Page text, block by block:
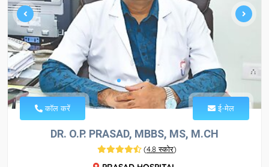
कॉल करें ई-मेल
DR. O.P. PRASAD, MBBS, MS, M.CH
(4.8 स्कोर)